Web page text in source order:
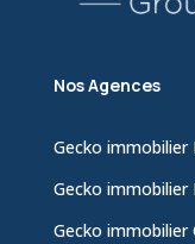
Nos Agences
Gecko immobilier
Gecko immobilier
Gecko immobilier